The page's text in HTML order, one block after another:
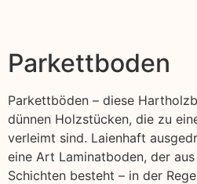
Parkettboden
Parkettböden – diese
dünnen Holzstücken, die zu
verleimt sind. Laienhaft
eine Art Laminatboden, der
Schichten besteht – in der